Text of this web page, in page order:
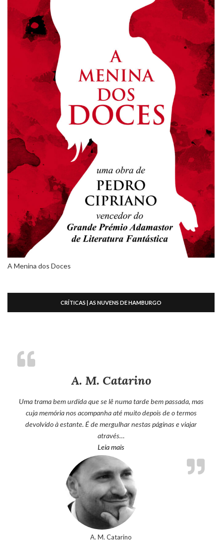
A Menina dos Doces
CRÍTICAS | AS NUVENS DE HAMBURGO
A. M. Catarino
Uma trama bem urdida que se lê numa tarde bem passada, mas
cuja memória nos acompanha até muito depois de o termos
devolvido à estante. É de mergulhar nestas páginas e viajar
através…
Leia mais“A. M. Catarino”
A. M. Catarino